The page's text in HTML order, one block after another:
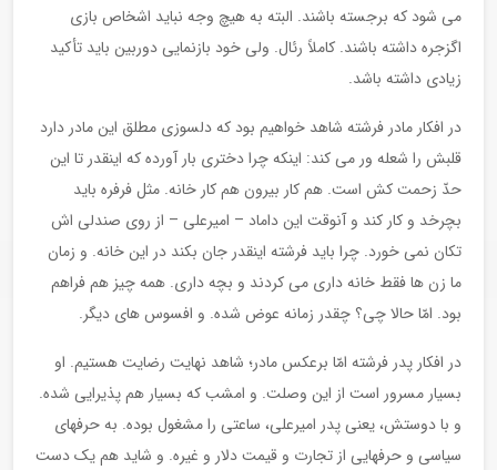
می شود که برجسته باشند. البته به هیچ وجه نباید اشخاص بازی
اگزجره داشته باشند. کاملاً رئال. ولی خود بازنمایی دوربین باید تأکید
زیادی داشته باشد.
در افکار مادر فرشته شاهد خواهیم بود که دلسوزی مطلق این مادر دارد
قلبش را شعله ور می کند: اینکه چرا دختری بار آورده که اینقدر تا این
حدّ زحمت کش است. هم کار بیرون هم کار خانه. مثل فرفره باید
بچرخد و کار کند و آنوقت این داماد – امیرعلی – از روی صندلی اش
تکان نمی خورد. چرا باید فرشته اینقدر جان بکند در این خانه. و زمان
ما زن ها فقط خانه داری می کردند و بچه داری. همه چیز هم فراهم
بود. امّا حالا چی؟ چقدر زمانه عوض شده. و افسوس های دیگر.
در افکار پدر فرشته امّا برعکس مادر؛ شاهد نهایت رضایت هستیم. او
بسیار مسرور است از این وصلت. و امشب که بسیار هم پذیرایی شده.
و با دوستش، یعنی پدر امیرعلی، ساعتی را مشغول بوده. به حرفهای
سیاسی و حرفهایی از تجارت و قیمت دلار و غیره. و شاید هم یک دست